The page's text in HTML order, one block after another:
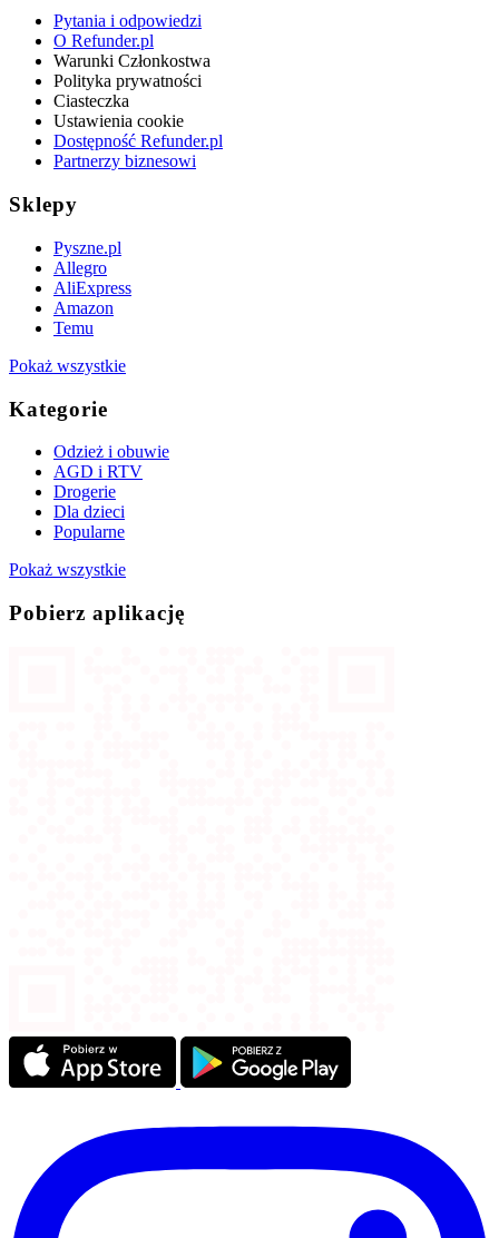
Pytania i odpowiedzi
O Refunder.pl
Warunki Członkostwa
Polityka prywatności
Ciasteczka
Ustawienia cookie
Dostępność Refunder.pl
Partnerzy biznesowi
Sklepy
Pyszne.pl
Allegro
AliExpress
Amazon
Temu
Pokaż wszystkie
Kategorie
Odzież i obuwie
AGD i RTV
Drogerie
Dla dzieci
Popularne
Pokaż wszystkie
Pobierz aplikację